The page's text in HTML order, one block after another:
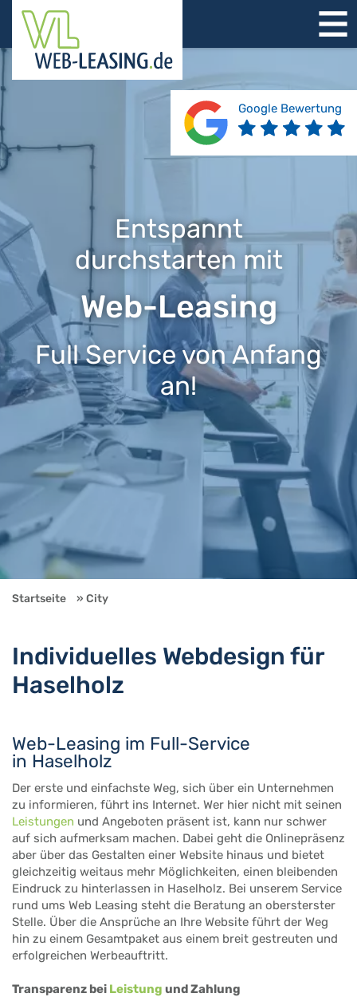
STARTSEITE
ÜBER UNS
PRODUKTE
REFERENZEN
BERATUNG
JOBS
KONTAKT
Entspannt
durchstarten mit
Web-Leasing
Full Service von Anfang
an!
Startseite City
Individuelles Webdesign für
Haselholz
Web-Leasing im Full-Service
in Haselholz
Der erste und einfachste Weg, sich über ein Unternehmen
zu informieren, führt ins Internet. Wer hier nicht mit seinen
Leistungen und Angeboten präsent ist, kann nur schwer
auf sich aufmerksam machen. Dabei geht die Onlinepräsenz
aber über das Gestalten einer Website hinaus und bietet
gleichzeitig weitaus mehr Möglichkeiten, einen bleibenden
Eindruck zu hinterlassen in Haselholz. Bei unserem Service
rund ums Web Leasing steht die Beratung an obersterster
Stelle. Über die Ansprüche an Ihre Website führt der Weg
hin zu einem Gesamtpaket aus einem breit gestreuten und
erfolgreichen Werbeauftritt.
Transparenz bei Leistung und Zahlung
Google Bewertung